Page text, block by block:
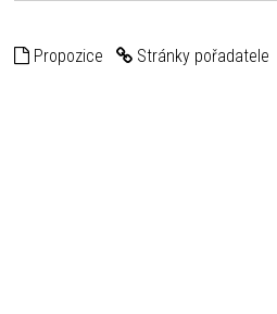
Propozice Stránky pořadatele